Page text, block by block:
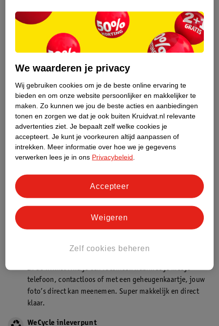
Kruidvat is een erkend specialist in
zelfzorg, ook online. Wat je
gezondheidsvraag ook is, stel hem aan
Stel je gezondheidsvraag
Ook in deze winkel
Kruidvat.nl ophaalpunt
Laat je bestelling snel en gemakkelijk bezorgen in de
Kruidvat is een gecertificeerd drogist. Dit betekent dat je
In de winkel vind je een fotokiosk waarmee je met je
telefoon, contactloos of met een geheugenkaartje, jouw
foto’s direct kan meenemen. Super makkelijk en direct
klaar.
WeCycle inleverpunt
We waarderen je privacy
Wij gebruiken cookies om je de beste online ervaring te
bieden en om onze website persoonlijker en makkelijker te
maken. Zo kunnen we jou de beste acties en aanbiedingen
tonen en zorgen we dat je ook buiten Kruidvat.nl relevante
advertenties ziet. Je bepaalt zelf welke cookies je
accepteert. Je kunt je voorkeuren altijd aanpassen of
intrekken.
Meer informatie over hoe we je gegevens
verwerken lees je in ons Privacybeleid
Zelf cookies beheren
Weigeren
Accepteer